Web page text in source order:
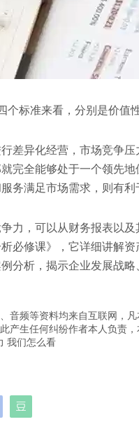
个标准来看，分别是价值
差异化经营，市场竞争
完全能够处于一个领先
务满足市场需求，则有利
力，可以从财务报表以
必修课》，它详细讲解
分析，揭示企业发展战略
音频等资料均来自互联网，
产生任何纠纷作者本人负责
我们怎么看
